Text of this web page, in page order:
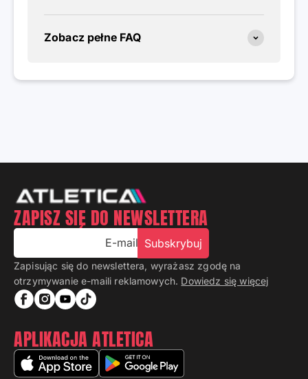
Zobacz pełne FAQ
ZAPISZ SIĘ DO NEWSLETTERA
E-mail Subskrybuj
Zapisując się do newslettera, wyrażasz zgodę na
otrzymywanie e-maili reklamowych. Dowiedz się więcej
APLIKACJA ATLETICA